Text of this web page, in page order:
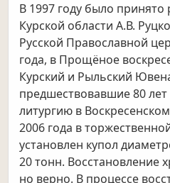
В 1997 году было
Курской области А.В.
Русской Православной
года, в Прощёное
Курский и Рыльский
предшествовавшие 80
литургию в
2006 года в
установлен купол
20 тонн. Восстановление
но верно. В процессе